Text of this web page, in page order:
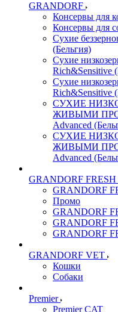
GRANDORF
Консервы для
Консервы для
Сухие
(Бельгия)
Сухие
Rich&Sensitive
Сухие
Rich&Sensitive
СУХИЕ
ЖИВЫМИ
Advanced
СУХИЕ
ЖИВЫМИ
Advanced
GRANDORF FRESH
GRANDORF
Промо
GRANDORF
GRANDORF
GRANDORF
GRANDORF VET
Кошки
Собаки
Premier
Premier CAT